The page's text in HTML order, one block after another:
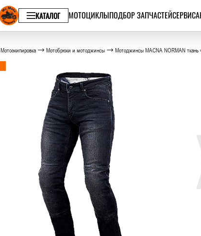
КАТАЛОГ МОТОЦИКЛЫПОДБОР ЗАПЧАСТЕЙСЕРВИС
Мотоэкипировка Мотобрюки и мотоджинсы Мотоджинсы MACNA NORMAN ткань